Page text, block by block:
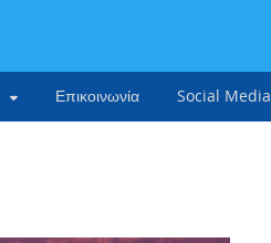
Επικοινωνία Social Media